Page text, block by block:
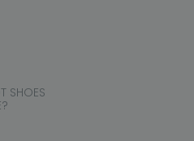
SHOES